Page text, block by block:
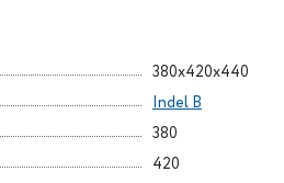
380x420x440
Indel B
380
420